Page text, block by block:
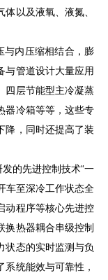
以及液氧、液氮、
与内压缩相结合，膨
与管道设计大量应用
四层节能型主冷凝蒸
器冷箱等等，这些专
降，同时还提高了装
的先进控制技术“一
车至深冷工作状态全
动程序等核心先进控
换热器耦合串级控制
状态的实时监测与负
统能效与可靠性，